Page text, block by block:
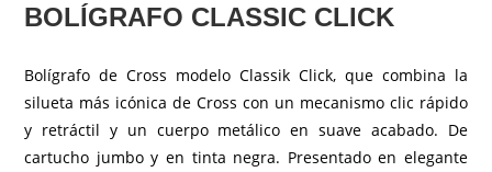
BOLÍGRAFO CLASSIC CLICK
Bolígrafo de Cross modelo Classik Click, que combina la
silueta más icónica de Cross con un mecanismo clic rápido
y retráctil y un cuerpo metálico en suave acabado. De
cartucho jumbo y en tinta negra. Presentado en elegante